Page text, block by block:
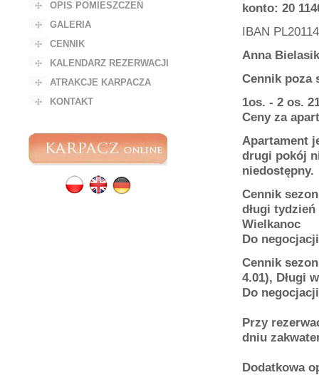
OPIS POMIESZCZEŃ
GALERIA
CENNIK
KALENDARZ REZERWACJI
ATRAKCJE KARPACZA
KONTAKT
konto: 20
IBAN
Anna
1os. - 2 os.
Ceny za
Apartament
drugi pokój
niedostępny.
Cennik
długi
Wielkanoc
Do negocjacji
Cennik
4.01), Długi
Do negocjacji
Przy
dniu
Dodatkowa